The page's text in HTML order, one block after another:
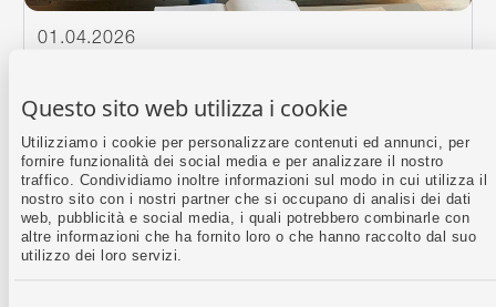
Questo sito web utilizza i cookie
Utilizziamo i cookie per personalizzare contenuti ed annunci, per
fornire funzionalità dei social media e per analizzare il nostro
traffico. Condividiamo inoltre informazioni sul modo in cui utilizza il
nostro sito con i nostri partner che si occupano di analisi dei dati
web, pubblicità e social media, i quali potrebbero combinarle con
altre informazioni che ha fornito loro o che hanno raccolto dal suo
utilizzo dei loro servizi.
termine
01.04.2026
Conto di risparmio o deposito a termine?
Entrambi offrono sicurezza, ma si differenziano
nettamente per flessibilità, durata e struttura dei
tassi d’interesse. Questo articolo illustra in modo
sintetico le differenze principali e ti aiuta a trovare
la soluzione più adatta ai tuoi obiettivi di…